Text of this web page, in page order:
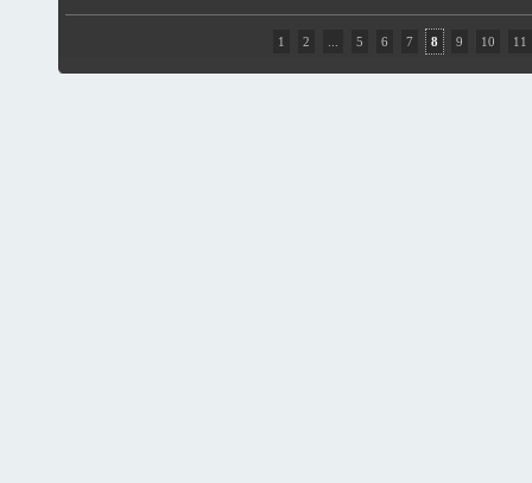
1 2 5 6 7 8 9 10 11